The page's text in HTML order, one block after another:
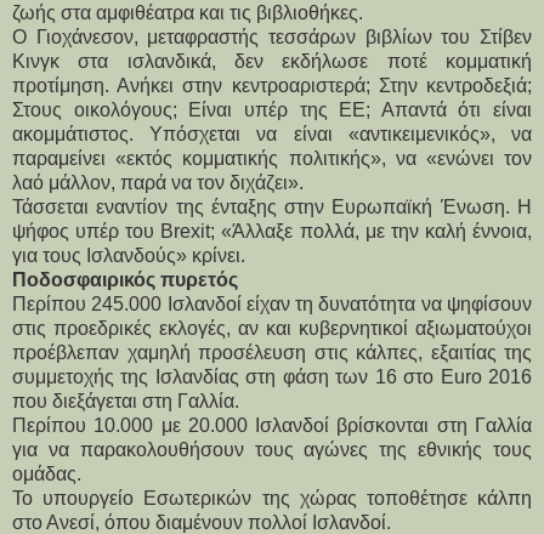
ζωής στα αμφιθέατρα και τις βιβλιοθήκες.
Ο Γιοχάνεσον, μεταφραστής τεσσάρων βιβλίων του Στίβεν
Κινγκ στα ισλανδικά, δεν εκδήλωσε ποτέ κομματική
προτίμηση. Ανήκει στην κεντροαριστερά; Στην κεντροδεξιά;
Στους οικολόγους; Είναι υπέρ της ΕΕ; Απαντά ότι είναι
ακομμάτιστος. Υπόσχεται να είναι «αντικειμενικός», να
παραμείνει «εκτός κομματικής πολιτικής», να «ενώνει τον
λαό μάλλον, παρά να τον διχάζει».
Τάσσεται εναντίον της ένταξης στην Ευρωπαϊκή Ένωση. Η
ψήφος υπέρ του Brexit; «Άλλαξε πολλά, με την καλή έννοια,
για τους Ισλανδούς» κρίνει.
Ποδοσφαιρικός πυρετός
Περίπου 245.000 Ισλανδοί είχαν τη δυνατότητα να ψηφίσουν
στις προεδρικές εκλογές, αν και κυβερνητικοί αξιωματούχοι
προέβλεπαν χαμηλή προσέλευση στις κάλπες, εξαιτίας της
συμμετοχής της Ισλανδίας στη φάση των 16 στο Euro 2016
που διεξάγεται στη Γαλλία.
Περίπου 10.000 με 20.000 Ισλανδοί βρίσκονται στη Γαλλία
για να παρακολουθήσουν τους αγώνες της εθνικής τους
ομάδας.
Το υπουργείο Εσωτερικών της χώρας τοποθέτησε κάλπη
στο Ανεσί, όπου διαμένουν πολλοί Ισλανδοί.